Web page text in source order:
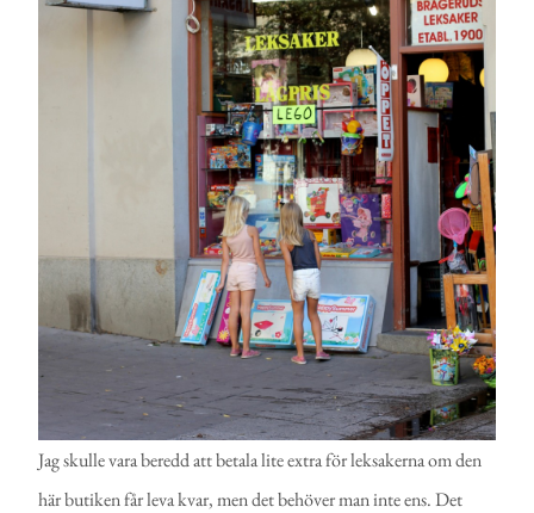
Jag skulle vara beredd att betala lite extra för leksakerna om den
här butiken får leva kvar, men det behöver man inte ens. Det